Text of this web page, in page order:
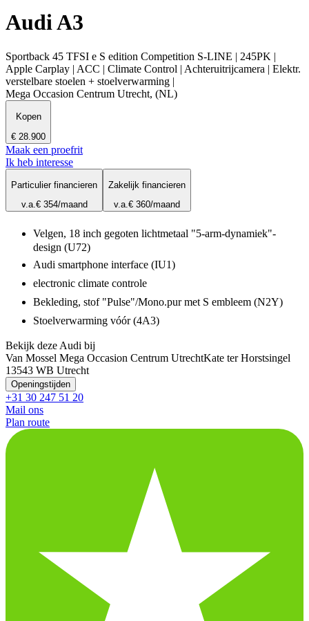
Audi A3
Sportback 45 TFSI e S edition Competition S-LINE | 245PK |
Apple Carplay | ACC | Climate Control | Achteruitrijcamera | Elektr.
verstelbare stoelen + stoelverwarming |
Mega Occasion Centrum Utrecht, (NL)
Kopen
€ 28.900
Maak een proefrit
Ik heb interesse
Particulier financieren
v.a.€ 354/maand
Zakelijk financieren
v.a.€ 360/maand
Velgen, 18 inch gegoten lichtmetaal "5-arm-dynamiek"-
design (U72)
Audi smartphone interface (IU1)
electronic climate controle
Bekleding, stof "Pulse"/Mono.pur met S embleem (N2Y)
Stoelverwarming vóór (4A3)
Bekijk deze Audi bij
Van Mossel Mega Occasion Centrum UtrechtKate ter Horstsingel
13543 WB Utrecht
Openingstijden
+31 30 247 51 20
Mail ons
Plan route